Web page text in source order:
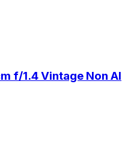
f/1.4 Vintage Non AI